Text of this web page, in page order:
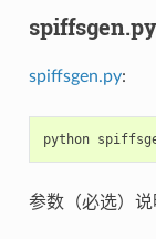
spiffsgen.py
spiffsgen.py:
python
参数（必选）说